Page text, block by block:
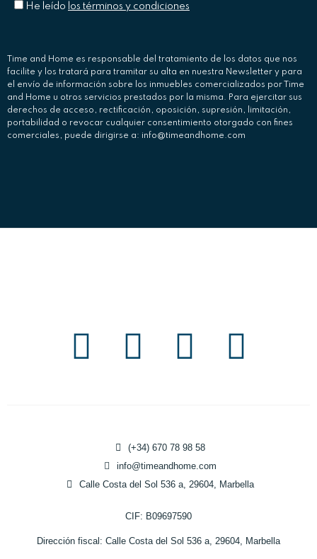
He leído los términos y condiciones
Time and Home es responsable del tratamiento de los datos que nos
facilite y los tratará para tramitar su alta en nuestra Newsletter y para
el envío de información sobre los inmuebles comercializados por Time
and Home u otros servicios prestados por la misma. Para ejercitar sus
derechos de acceso, rectificación, oposición, supresión, limitación,
portabilidad o revocar cualquier consentimiento otorgado con fines
comerciales, puede dirigirse a: info@timeandhome.com
(+34) 670 78 98 58
info@timeandhome.com
Calle Costa del Sol 536 a, 29604, Marbella
CIF: B09697590
Dirección fiscal: Calle Costa del Sol 536 a, 29604, Marbella